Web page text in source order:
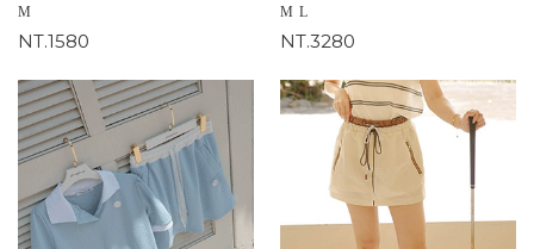
M
NT.1580
M L
NT.3280